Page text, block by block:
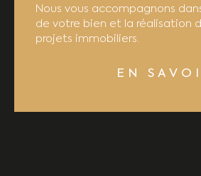
Nous vous accompagnons
de votre bien et la réalisation
projets immobiliers.
EN